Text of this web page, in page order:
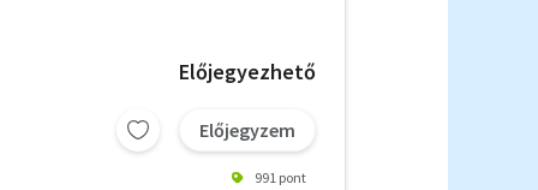
Előjegyezhető
Előjegyzem
991 pont